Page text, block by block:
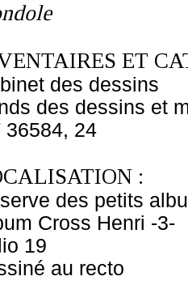
ET
des dessins
des dessins et
36584, 24
:
des petits
Cross Henri -3-
19
au recto